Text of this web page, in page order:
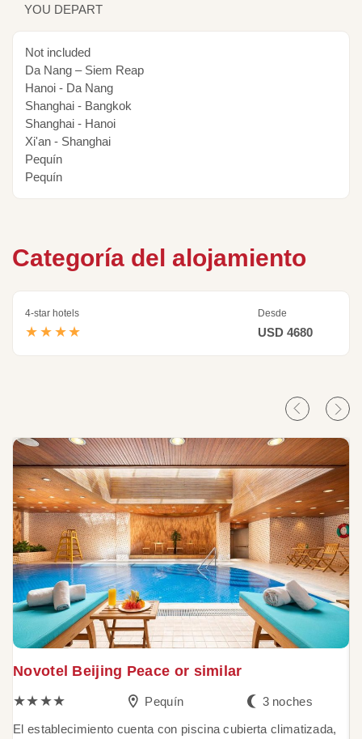
YOU DEPART
Not included
Da Nang – Siem Reap
Hanoi - Da Nang
Shanghai - Bangkok
Shanghai - Hanoi
Xi'an - Shanghai
Pequín
Pequín
Categoría del alojamiento
4-star hotels
★★★★
Desde
USD 4680
Novotel Beijing Peace or similar
★★★★
Pequín 3 noches
El establecimiento cuenta con piscina cubierta climatizada,